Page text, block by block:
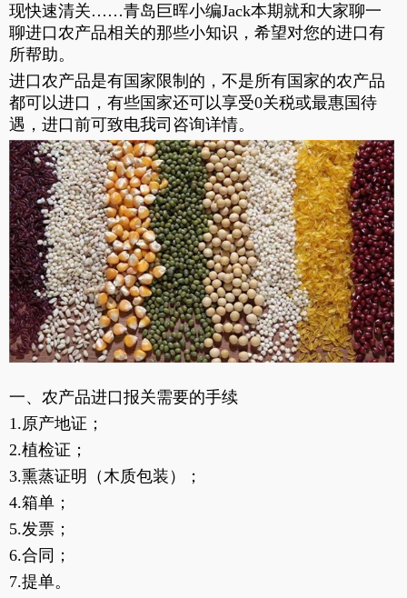
现快速清关……青岛巨晖小编Jack本期就和大家聊一
聊进口农产品相关的那些小知识，希望对您的进口有
所帮助。
进口农产品是有国家限制的，不是所有国家的农产品
都可以进口，有些国家还可以享受0关税或最惠国待
遇，进口前可致电我司咨询详情。
一、农产品进口报关需要的手续
1.原产地证；
2.植检证；
3.熏蒸证明（木质包装）；
4.箱单；
5.发票；
6.合同；
7.提单。